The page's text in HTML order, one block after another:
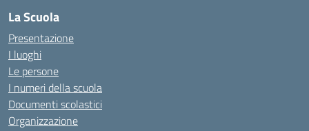
La Scuola
Presentazione
I luoghi
Le persone
I numeri della scuola
Documenti scolastici
Organizzazione